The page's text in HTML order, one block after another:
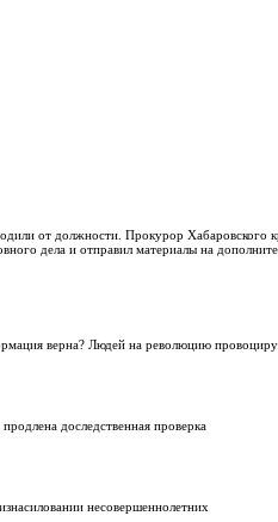
от должности. Прокурор Хабаровского
дела и отправил материалы на
верна? Людей на революцию
доследственная проверка
несовершеннолетних